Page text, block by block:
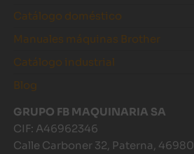
Catálogo doméstico
Manuales máquinas Brother
Catálogo industrial
Blog
GRUPO FB MAQUINARIA SA
CIF: A46962346
Calle Carboner 32, Paterna, 46980